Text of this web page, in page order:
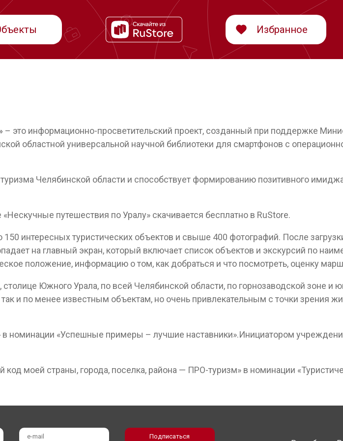
Избранное
– это информационно-просветительский проект, созданный при поддержке
областной универсальной научной библиотеки для смартфонов с
Челябинской области и способствует формированию позитивного
путешествия по Уралу» скачивается бесплатно в RuStore.
интересных туристических объектов и свыше 400 фотографий. После
на главный экран, который включает список объектов и экскурсий по
положение, информацию о том, как добраться и что посмотреть, оценку
Южного Урала, по всей Челябинской области, по горнозаводской зоне и
и по менее известным объектам, но очень привлекательным с точки зрения
номинации «Успешные примеры – лучшие наставники».Инициатором
код моей страны, города, поселка, района — ПРО-туризм» в номинации
Подписаться